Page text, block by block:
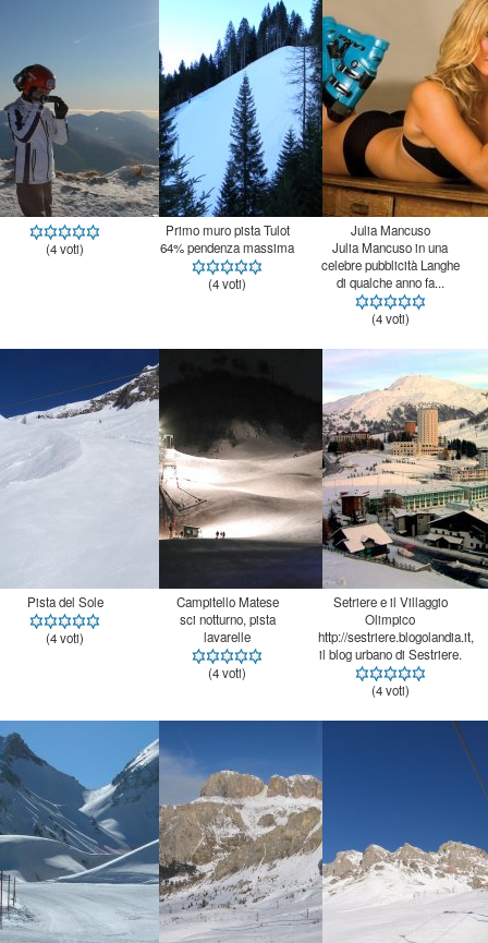
(4 voti)
Primo muro pista Tulot
64% pendenza massima
(4 voti)
Julia Mancuso
Julia Mancuso in una
celebre pubblicità Langhe
di qualche anno fa...
(4 voti)
Pista del Sole
(4 voti)
Campitello Matese
sci notturno, pista
lavarelle
(4 voti)
Setriere e il Villaggio
Olimpico
http://sestriere.blogolandia.it,
il blog urbano di Sestriere.
(4 voti)